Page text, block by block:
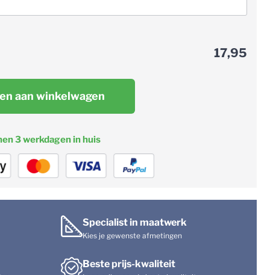
17,95
aan winkelwagen
3 werkdagen in huis
Specialist in maatwerk
Kies je gewenste afmetingen
Beste prijs-kwaliteit